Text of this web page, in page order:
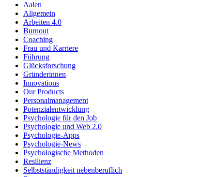
Aalen
Allgemein
Arbeiten 4.0
Burnout
Coaching
Frau und Karriere
Führung
Glücksforschung
Gründerinnen
Innovations
Our Products
Personalmanagement
Potenzialentwicklung
Psychologie für den Job
Psychologie und Web 2.0
Psychologie-Apps
Psychologie-News
Psychologische Methoden
Resilienz
Selbstständigkeit nebenberuflich